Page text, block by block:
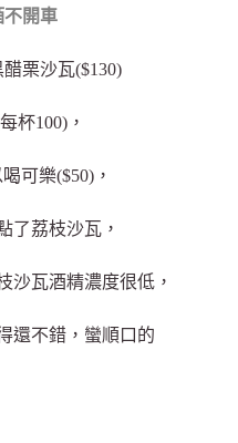
開車
醋栗沙瓦($130)
杯100)，
可樂($50)，
了荔枝沙瓦，
沙瓦酒精濃度很低，
還不錯，蠻順口的